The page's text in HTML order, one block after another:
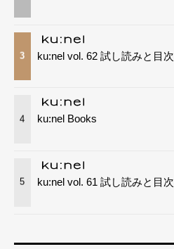
3 ku:nel vol. 62 試し読みと目次
4 ku:nel Books
5 ku:nel vol. 61 試し読みと目次